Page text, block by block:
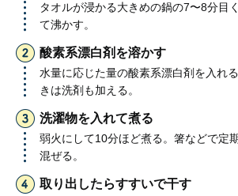
タオルが浸かる大きめの鍋の7〜8分目
て沸かす。
酸素系漂白剤を溶かす
水量に応じた量の酸素系漂白剤を入れ
きは洗剤も加える。
洗濯物を入れて煮る
弱火にして10分ほど煮る。箸などで定
混ぜる。
取り出したらすすいで干す